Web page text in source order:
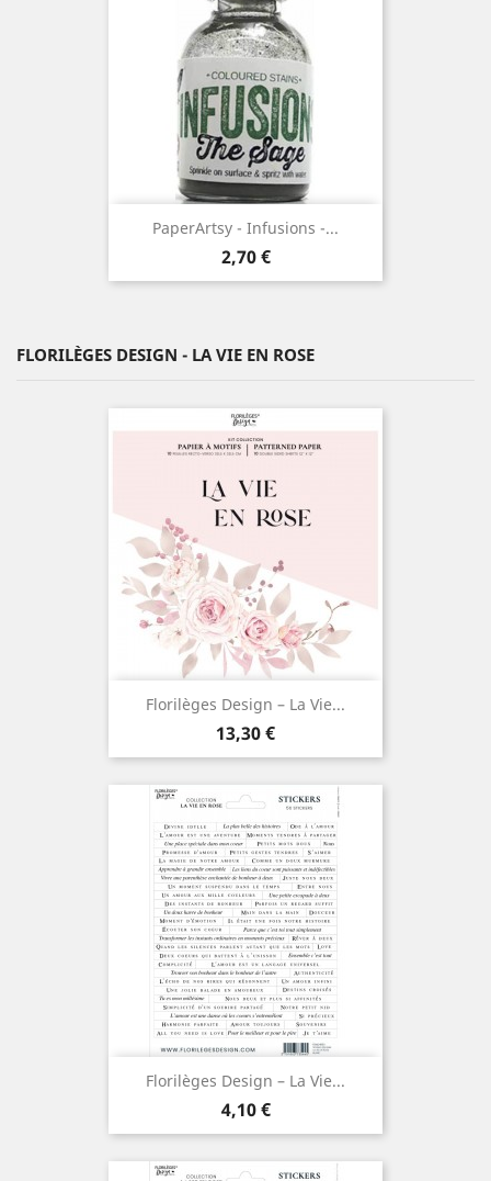
PaperArtsy - Infusions -...
Prix
2,70 €
FLORILÈGES DESIGN - LA VIE EN ROSE
Florilèges Design – La Vie...
Prix
13,30 €
Florilèges Design – La Vie...
Prix
4,10 €